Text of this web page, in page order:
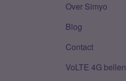
Over Simyo
Blog
Contact
VoLTE 4G bellen